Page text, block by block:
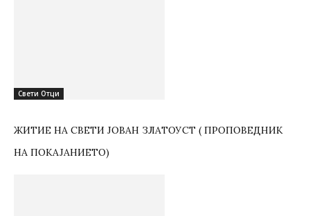
Свети Отци
ЖИТИЕ НА СВЕТИ ЈОВАН ЗЛАТОУСТ ( ПРОПОВЕДНИК
НА ПОКАЈАНИЕТО)